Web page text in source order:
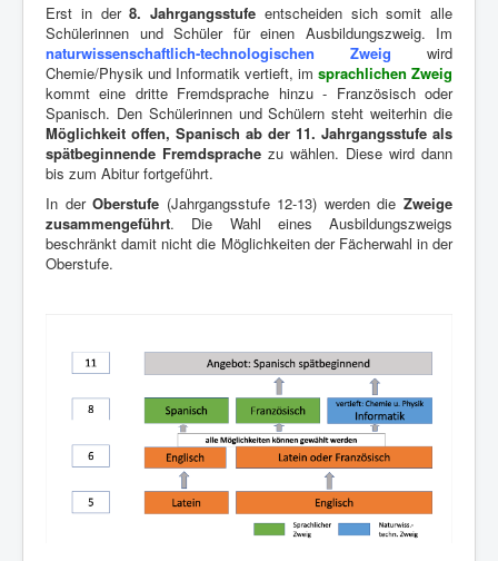
Erst in der8. Jahrgangsstufe entscheiden sich somit alle
Schülerinnen und Schüler für einen Ausbildungszweig. Im
naturwissenschaftlich-technologischen Zweig wird
Chemie/Physik und Informatik vertieft, im sprachlichen Zweig
kommt eine dritte Fremdsprache hinzu - Französisch oder
Spanisch. Den Schülerinnen und Schülern steht weiterhin die
Möglichkeit offen, Spanisch ab der 11. Jahrgangsstufe als
spätbeginnende Fremdsprache zu wählen. Diese wird dann
bis zum Abitur fortgeführt.
In derOberstufe (Jahrgangsstufe 12-13) werden dieZweige
zusammengeführt. Die Wahl eines Ausbildungszweigs
beschränkt damit nicht die Möglichkeiten der Fächerwahl in der
Oberstufe.